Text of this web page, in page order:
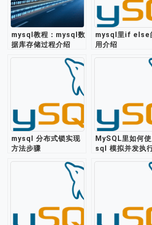
mysql教程：mysql数
据库存储过程介绍
mysql里if else
用介绍
mysql 分布式锁实现
方法步骤
MySQL里如何使
sql 模拟并发执